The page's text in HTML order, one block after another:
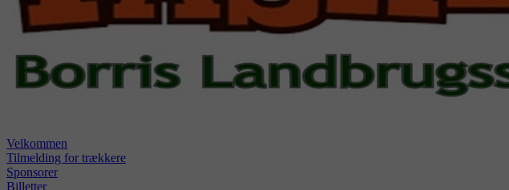
Velkommen
Tilmelding for trækkere
Sponsorer
Billetter